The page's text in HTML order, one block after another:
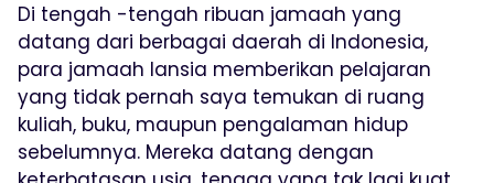
Di tengah -tengah ribuan jamaah yang
datang dari berbagai daerah di Indonesia,
para jamaah lansia memberikan pelajaran
yang tidak pernah saya temukan di ruang
kuliah, buku, maupun pengalaman hidup
sebelumnya. Mereka datang dengan